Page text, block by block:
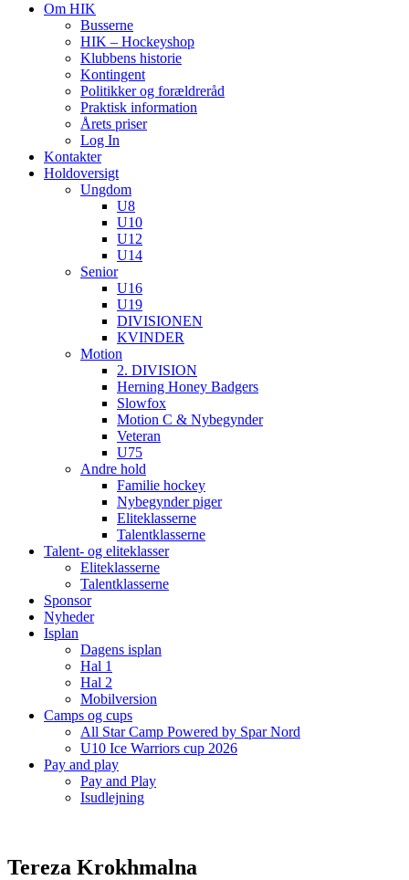
Om HIK
Busserne
HIK – Hockeyshop
Klubbens historie
Kontingent
Politikker og forældreråd
Praktisk information
Årets priser
Log In
Kontakter
Holdoversigt
Ungdom
U8
U10
U12
U14
Senior
U16
U19
DIVISIONEN
KVINDER
Motion
2. DIVISION
Herning Honey Badgers
Slowfox
Motion C & Nybegynder
Veteran
U75
Andre hold
Familie hockey
Nybegynder piger
Eliteklasserne
Talentklasserne
Talent- og eliteklasser
Eliteklasserne
Talentklasserne
Sponsor
Nyheder
Isplan
Dagens isplan
Hal 1
Hal 2
Mobilversion
Camps og cups
All Star Camp Powered by Spar Nord
U10 Ice Warriors cup 2026
Pay and play
Pay and Play
Isudlejning
Tereza Krokhmalna